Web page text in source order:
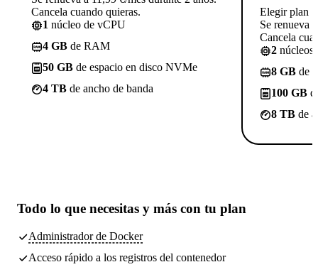
Cancela cuando quieras.
1 núcleo de vCPU
4 GB de RAM
50 GB de espacio en disco NVMe
4 TB de ancho de banda
Elegir plan
Se renueva
Cancela
2 núcleos
8 GB de
100 GB
8 TB de
Todo lo que necesitas y más con tu plan
Administrador de Docker
Acceso rápido a los registros del contenedor